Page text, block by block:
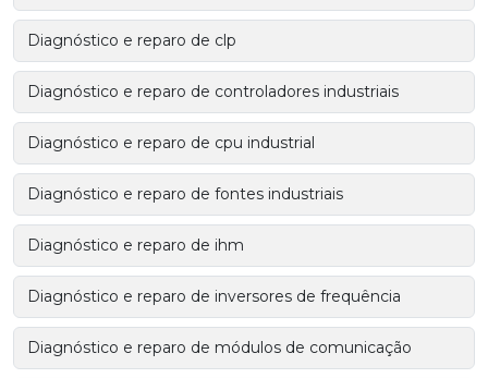
Diagnóstico e reparo de clp
Diagnóstico e reparo de controladores industriais
Diagnóstico e reparo de cpu industrial
Diagnóstico e reparo de fontes industriais
Diagnóstico e reparo de ihm
Diagnóstico e reparo de inversores de frequência
Diagnóstico e reparo de módulos de comunicação